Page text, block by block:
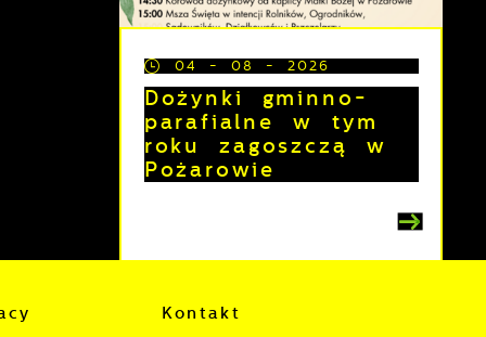
04 - 08 - 2026
Dożynki gminno-
parafialne w tym
roku zagoszczą w
Pożarowie
Kontakt